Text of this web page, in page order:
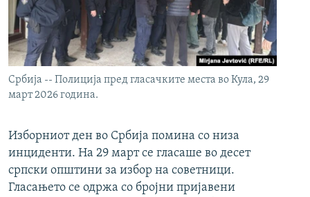
Србија -- Полиција пред гласачките места во Кула, 29
март 2026 година.
Изборниот ден во Србија помина со низа
инциденти. На 29 март се гласаше во десет
српски општини за избор на советници.
Гласањето се одржа со бројни пријавени